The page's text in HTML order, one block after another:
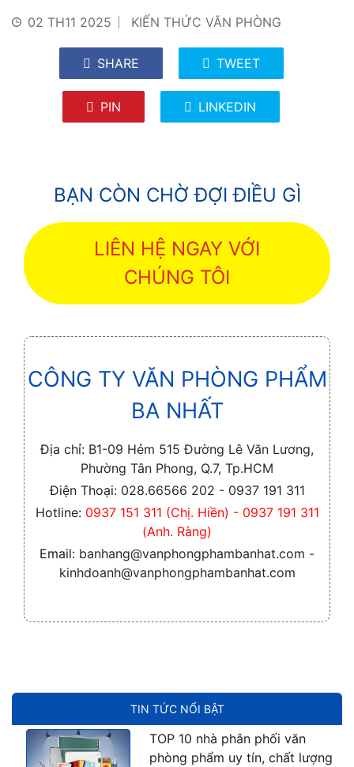
TIN TỨC NỔI BẬT
TOP 10 nhà phân phối văn
phòng phẩm uy tín, chất lượng
02 TH11 2025 KIẾN THỨC VĂN PHÒNG
SHARE TWEET
PIN LINKEDIN
BẠN CÒN CHỜ ĐỢI ĐIỀU GÌ
LIÊN HỆ NGAY VỚI
CHÚNG TÔI
CÔNG TY VĂN PHÒNG PHẨM
BA NHẤT
Địa chỉ: B1-09 Hẻm 515 Đường Lê Văn Lương,
Phường Tân Phong, Q.7, Tp.HCM
Điện Thoại: 028.66566 202 - 0937 191 311
Hotline: 0937 151 311 (Chị. Hiền) - 0937 191 311
(Anh. Ràng)
Email: banhang@vanphongphambanhat.com -
kinhdoanh@vanphongphambanhat.com